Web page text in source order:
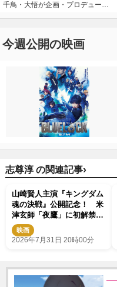
千鳥・大悟が企画・プロデュー…
今週公開の映画
志尊淳 の関連記事›
山崎賢人主演『キングダム
魂の決戦』公開記念！ 米
津玄師「夜鷹」に初解禁の
本編映像を使用したPV到
着
映画
2026年7月31日 20時00分